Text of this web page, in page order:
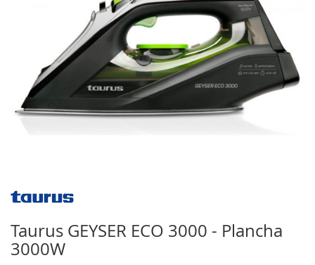
Taurus GEYSER ECO 3000 - Plancha
3000W
Saltar
al
de
la